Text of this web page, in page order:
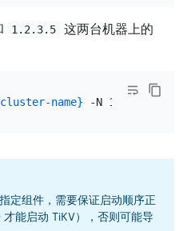
1.2.3.5
这两台机器上的
name}
定组件，需要保证启动顺序正
能启动 TiKV），否则可能导